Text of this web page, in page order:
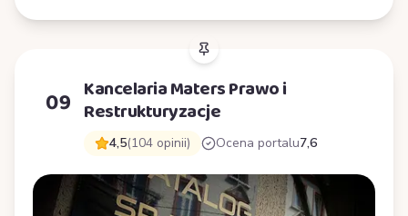
09 Kancelaria Maters Prawo i
Restrukturyzacje
4,5(104 opinii) Ocena portalu7,6